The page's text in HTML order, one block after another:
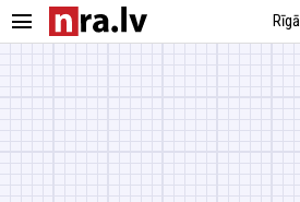
menu Rīgā